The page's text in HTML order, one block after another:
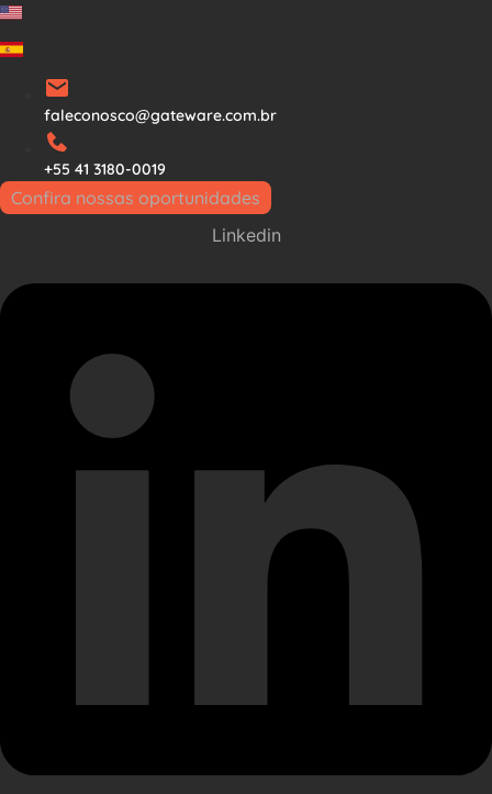
Ir
para
conteúdo
faleconosco@gateware.com.br
+55 41 3180-0019
Confira nossas oportunidades
Linkedin